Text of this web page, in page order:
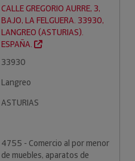
CALLE GREGORIO AURRE, 3,
BAJO, LA FELGUERA. 33930,
LANGREO (ASTURIAS).
ESPAÑA.
33930
Langreo
ASTURIAS
4755 - Comercio al por menor
de muebles, aparatos de